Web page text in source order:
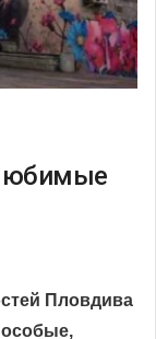
Пловдива